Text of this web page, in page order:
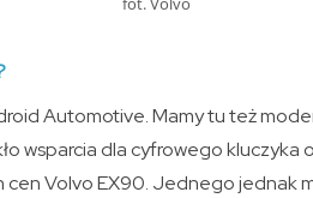
Automotive. Mamy tu też
wsparcia dla cyfrowego
cen Volvo EX90. Jednego jednak